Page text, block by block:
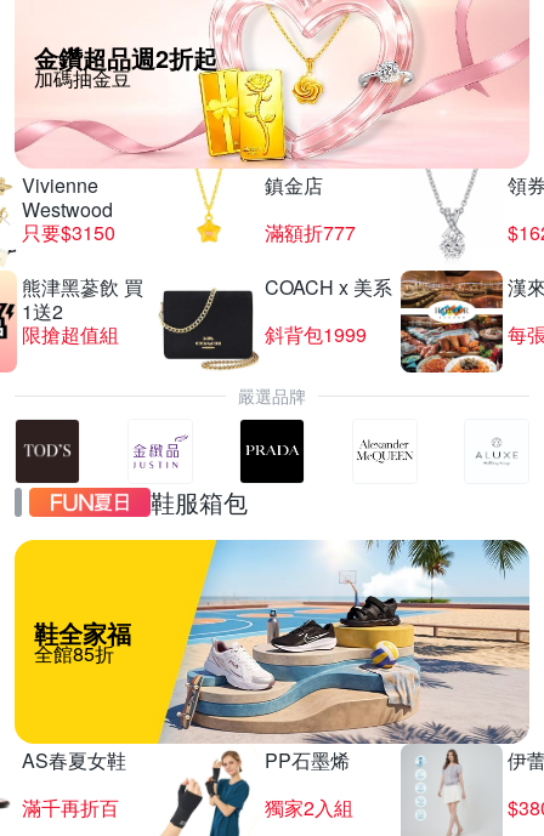
金鑽超品週2折起
加碼抽金豆
Vivienne
Westwood
只要$3150
鎮金店
滿額折777
領
熊津黑蔘飲 買
1送2
限搶超值組
COACH x 美系
斜背包1999
漢
每
嚴選品牌
鞋服箱包
鞋全家福
全館85折
AS春夏女鞋
滿千再折百
PP石墨烯
獨家2入組
伊